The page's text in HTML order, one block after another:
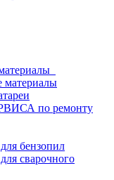
материалы
по ремонту
бензопил
сварочного